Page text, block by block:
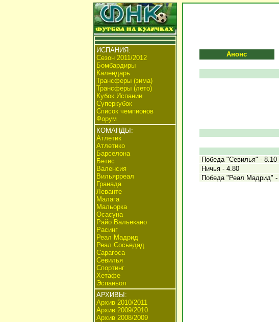
ИСПАНИЯ:
Сезон 2011/2012
Бомбардиры
Календарь
Трансферы (зима)
Трансферы (лето)
Кубок Испании
Суперкубок
Список чемпионов
Форум
КОМАНДЫ:
Атлетик
Атлетико
Барселона
Бетис
Валенсия
Вильярреал
Гранада
Леванте
Малага
Мальорка
Осасуна
Райо Вальекано
Расинг
Реал Мадрид
Реал Сосьедад
Сарагоса
Севилья
Спортинг
Хетафе
Эспаньол
АРХИВЫ:
Архив 2010/2011
Архив 2009/2010
Архив 2008/2009
Анонс
Победа "Севилья" - 8.10
Ничья - 4.80
Победа "Реал Мадрид" -